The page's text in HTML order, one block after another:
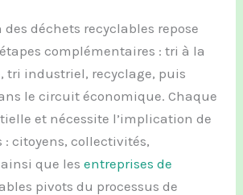
déchets recyclables repose
complémentaires : tri à la
tri industriel, recyclage, puis
le circuit économique. Chaque
et nécessite l’implication de
: citoyens, collectivités,
que lesentreprises de
pivots du processus de